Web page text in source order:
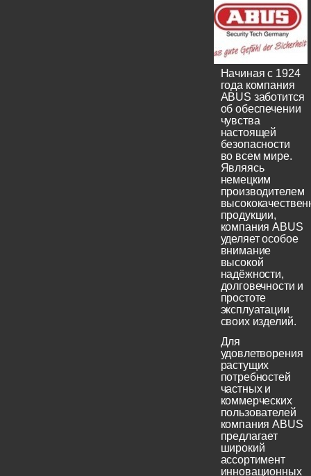
Начиная с 1924
года компания
ABUS заботится
об обеспечении
чувства
настоящей
безопасности
во всем мире.
Являясь
немецким
производителем
продукции,
компания ABUS
уделяет особое
внимание
высокой
надёжности,
долговечности и
простоте
эксплуатации
своих изделий.
Для
удовлетворения
растущих
потребностей
частных и
коммерческих
пользователей
компания ABUS
предлагает
широкий
ассортимент
инновационных